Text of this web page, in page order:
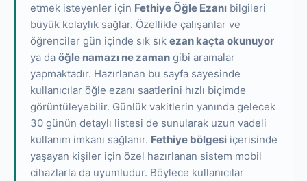
etmek isteyenler için Fethiye Öğle Ezanı bilgileri
büyük kolaylık sağlar. Özellikle çalışanlar ve
öğrenciler gün içinde sık sık ezan kaçta okunuyor
ya da öğle namazı ne zaman gibi aramalar
yapmaktadır. Hazırlanan bu sayfa sayesinde
kullanıcılar öğle ezanı saatlerini hızlı biçimde
görüntüleyebilir. Günlük vakitlerin yanında gelecek
30 günün detaylı listesi de sunularak uzun vadeli
kullanım imkanı sağlanır. Fethiye bölgesi içerisinde
yaşayan kişiler için özel hazırlanan sistem mobil
cihazlarla da uyumludur. Böylece kullanıcılar